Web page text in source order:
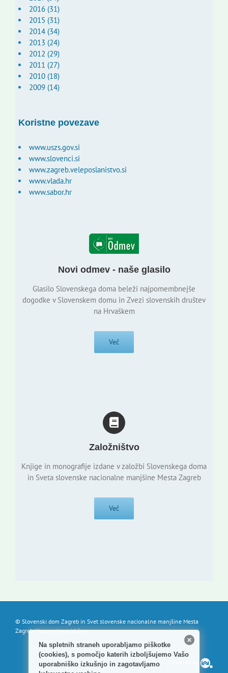
2016 (31)
2015 (31)
2014 (34)
2013 (24)
2012 (29)
2011 (27)
2010 (18)
2009 (14)
Koristne povezave
www.uszs.gov.si
www.slovenci.si
www.zagreb.veleposlanistvo.si
www.vlada.hr
www.sabor.hr
Novi odmev - naše glasilo
Glasilo Slovenskega doma beleži najpomembnejše
dogodke v Slovenskem domu in Zvezi slovenskih društev
na Hrvaškem
Več
Založništvo
Knjige in monografije izdane v založbi Slovenskega doma
in Sveta slovenske nacionalne manjšine Mesta Zagreb
Več
© Slovenski dom Zagreb in Svet slovenske nacionalne manjšine Mesta
Zagreb. Vse pravice pridržane.
Na spletnih straneh uporabljamo piškotke
(cookies), s pomočjo katerih izboljšujemo Vašo
uporabniško izkušnjo in zagotavljamo